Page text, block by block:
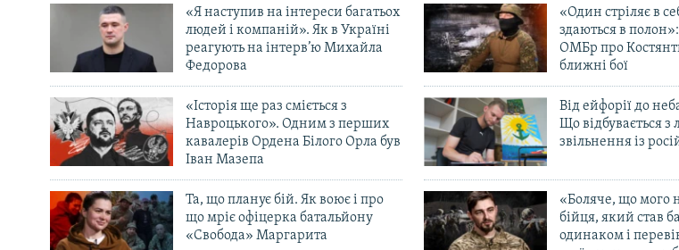
«Я наступив на інтереси багатьох
людей і компаній». Як в Україні
реагують на інтерв’ю Михайла
Федорова
«Один стріляє в
здаються в
ОМБр про
ближні бої
«Історія ще раз сміється з
Навроцького». Одним з перших
кавалерів Ордена Білого Орла був
Іван Мазепа
Від ейфорії до
Що відбувається з
звільнення із
Та, що планує бій. Як воює і про
що мріє офіцерка батальйону
«Свобода» Маргарита
«Боляче, що мого
бійця, який став
одинаком і